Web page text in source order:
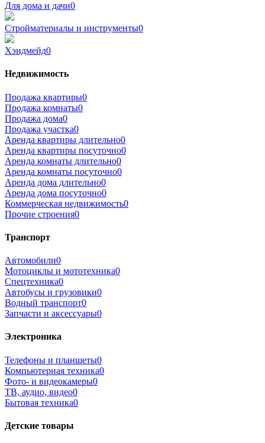
Для дома и дачи0
Стройматериалы и инструменты0
Хэндмейд0
Недвижимость
Продажа квартиры0
Продажа комнаты0
Продажа дома0
Продажа участка0
Аренда квартиры длительно0
Аренда квартиры посуточно0
Аренда комнаты длительно0
Аренда комнаты посуточно0
Аренда дома длительно0
Аренда дома посуточно0
Коммерческая недвижимость0
Прочие строения0
Транспорт
Автомобили0
Мотоциклы и мототехника0
Спецтехника0
Автобусы и грузовики0
Водный транспорт0
Запчасти и аксессуары0
Электроника
Телефоны и планшеты0
Компьютерная техника0
Фото- и видеокамеры0
ТВ, аудио, видео0
Бытовая техника0
Детские товары